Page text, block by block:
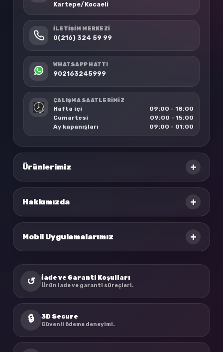
Kartepe/Kocaeli
İLETIŞIM MERKEZI
0(216) 324 59 99
WHATSAPP HATTI
902163245999
ÇALIŞMA SAATLERİMİZ
Hafta içi
09:00 - 18:00
Cumartesi
09:00 - 15:00
Ay kapanışları
09:00 - 01:00
Ürünlerimiz +
Hakkımızda +
Mobil Uygulamalarımız +
↺ İade ve Garanti Koşulları
Ürün iade ve garanti süreçleri.
🔒 3D Secure
Güvenli ödeme deneyimi.